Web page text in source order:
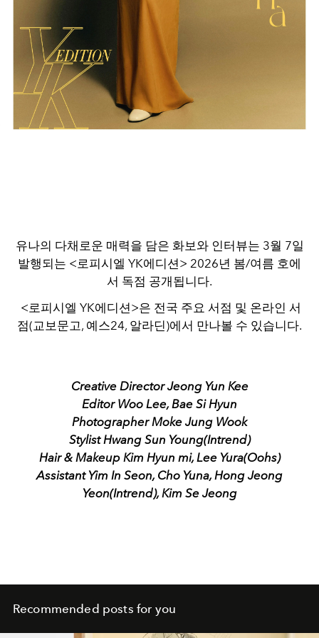
유나의 다채로운 매력을 담은 화보와 인터뷰는 3월 7일
발행되는 <로피시엘 YK에디션> 2026년 봄/여름 호에
서 독점 공개됩니다.
<로피시엘 YK에디션>은 전국 주요 서점 및 온라인 서
점(교보문고, 예스24, 알라딘)에서 만나볼 수 있습니다.
Creative Director Jeong Yun Kee
Editor Woo Lee, Bae Si Hyun
Photographer Moke Jung Wook
Stylist Hwang Sun Young(Intrend)
Hair & Makeup Kim Hyun mi, Lee Yura(Oohs)
Assistant Yim In Seon, Cho Yuna, Hong Jeong
Yeon(Intrend), Kim Se Jeong
Recommended posts for you